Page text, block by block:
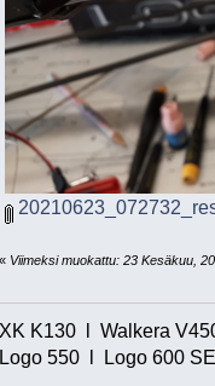
« Viimeksi muokattu: 23 Kesäkuu,
XK K130 l Walkera
Logo 550 l Logo 600